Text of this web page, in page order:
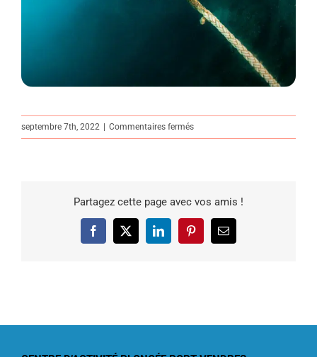
septembre 7th, 2022 Commentaires ferméssur
Stage
2022
Partagez cette page avec vos amis !
Facebook
X LinkedInPinterestEmail